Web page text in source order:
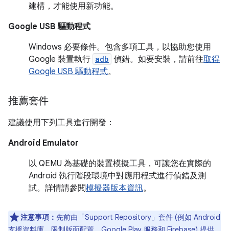
建構，才能使用新功能。
Google USB 驅動程式
Windows 必要條件。包含多項工具，以協助您使用
Google 裝置執行 adb 偵錯。如要安裝，請前往取得
Google USB 驅動程式。
推薦套件
建議使用下列工具進行開發：
Android Emulator
以 QEMU 為基礎的裝置模擬工具，可讓您在實際的
Android 執行階段環境中對應用程式進行偵錯及測
試。詳情請參閱模擬器版本資訊。
注意事項： 先前由「Support Repository」 套件 (例如 Android